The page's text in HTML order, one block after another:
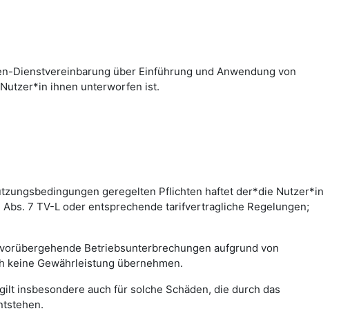
Dienstvereinbarung über Einführung und Anwendung von
ihnen unterworfen ist.
geregelten Pflichten haftet der*die Nutzer*in
7 TV-L oder entsprechende tarifvertragliche Regelungen;
Betriebsunterbrechungen aufgrund von
keine Gewährleistung übernehmen.
insbesondere auch für solche Schäden, die durch das